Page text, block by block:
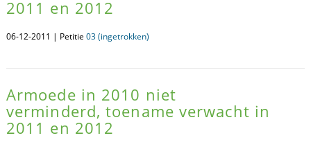
2011 en 2012
06-12-2011 | Petitie 03 (ingetrokken)
Armoede in 2010 niet
verminderd, toename verwacht in
2011 en 2012